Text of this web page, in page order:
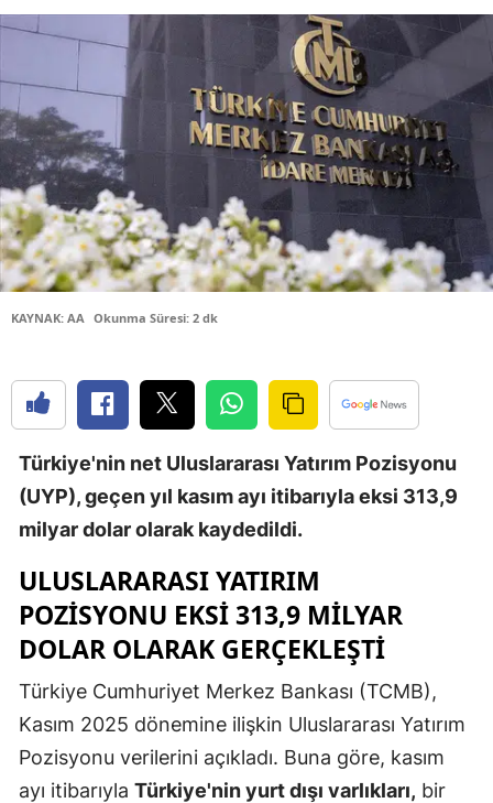
Bolu
Burdur
Bursa
Çanakkale
Çankırı
Çorum
Edirne
Erzincan
Giresun
Gümüşhane
Hakkari
KAYNAK: AA Okunma Süresi: 2 dk
Türkiye'nin net Uluslararası Yatırım Pozisyonu
(UYP), geçen yıl kasım ayı itibarıyla eksi 313,9
milyar dolar olarak kaydedildi.
ULUSLARARASI YATIRIM
POZISYONU EKSI 313,9 MILYAR
DOLAR OLARAK GERÇEKLEŞTI
Türkiye Cumhuriyet Merkez Bankası (TCMB),
Kasım 2025 dönemine ilişkin Uluslararası Yatırım
Pozisyonu verilerini açıkladı. Buna göre, kasım
ayı itibarıyla Türkiye'nin yurt dışı varlıkları, bir